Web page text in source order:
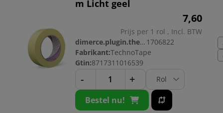
m Licht geel
7,60
Prijs per 1 rol , Incl. BTW
dimerce.plugin.theme.productnr: 1706822
Fabrikant:TechnoTape
Gtin:8717311016539
- +
Bestel nu!